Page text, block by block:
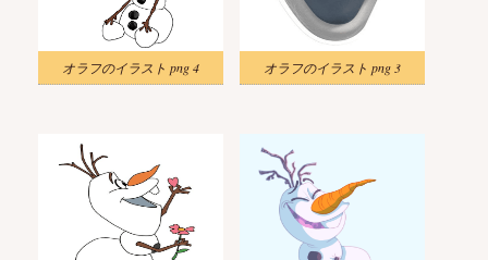
オラフのイラスト png 4 オラフのイラスト png 3